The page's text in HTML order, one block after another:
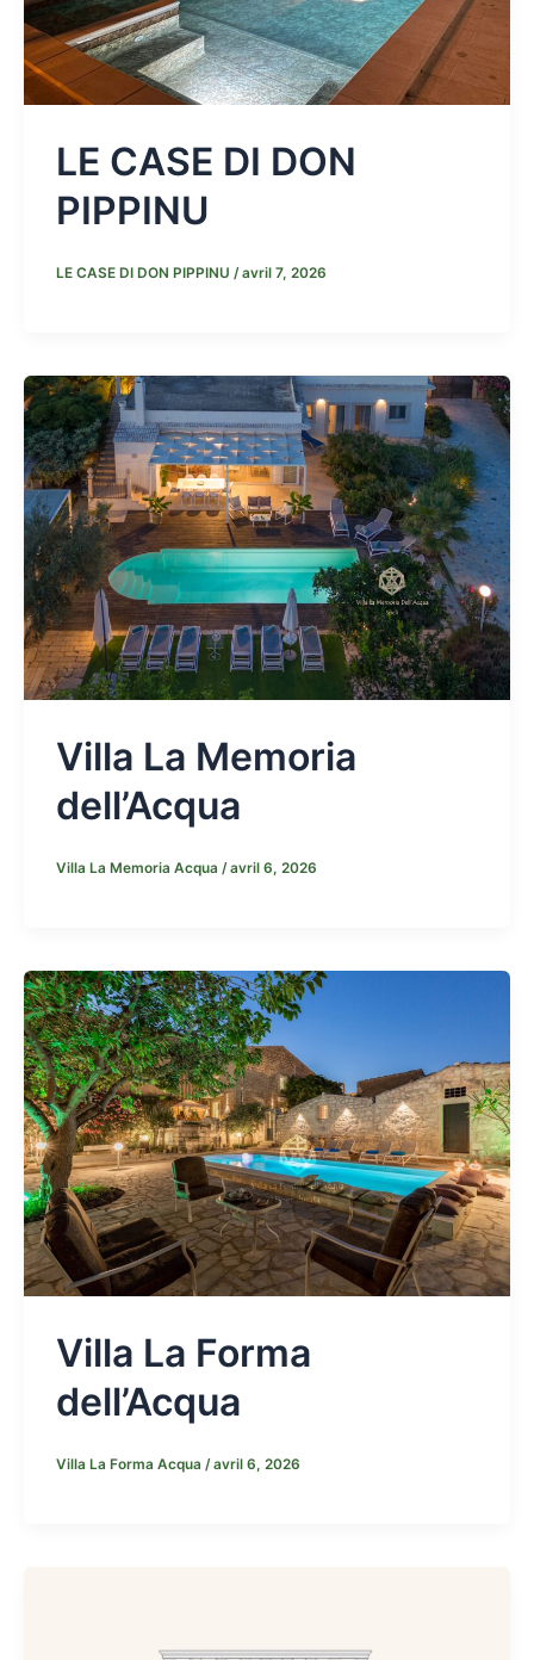
LE CASE DI DON
PIPPINU
LE CASE DI DON PIPPINU /avril 7, 2026
Villa La Memoria
dell’Acqua
Villa La Memoria Acqua /avril 6, 2026
Villa La Forma
dell’Acqua
Villa La Forma Acqua /avril 6, 2026